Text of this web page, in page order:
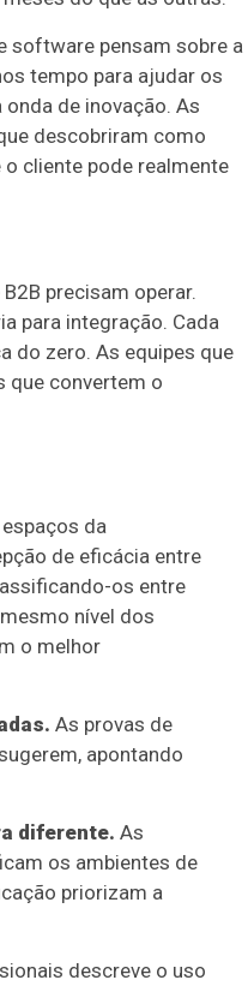
software pensam sobre a
tempo para ajudar os
de inovação. As
descobriram como
cliente pode realmente
precisam operar.
para integração. Cada
do zero. As equipes que
que convertem o
espaços da
de eficácia entre
os entre
nível dos
o melhor
As provas de
apontando
diferente. As
os ambientes de
priorizam a
descreve o uso